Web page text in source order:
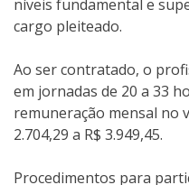
níveis fundamental e
cargo pleiteado.
Ao ser contratado, o
em jornadas de 20 a 33
remuneração mensal no
2.704,29 a R$ 3.949,45.
Procedimentos para